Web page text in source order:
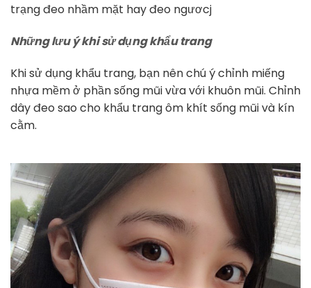
trạng đeo nhầm mặt hay đeo ngươcj
Những lưu ý khi sử dụng khẩu trang
Khi sử dụng khẩu trang, bạn nên chú ý chỉnh miếng
nhựa mềm ở phần sống mũi vừa với khuôn mũi. Chỉnh
dây đeo sao cho khẩu trang ôm khít sống mũi và kín
cằm.